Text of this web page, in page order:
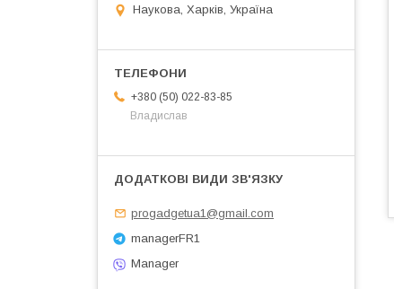
Наукова, Харків, Україна
+380 (50) 022-83-85
Владислав
progadgetua1@gmail.com
managerFR1
Manager